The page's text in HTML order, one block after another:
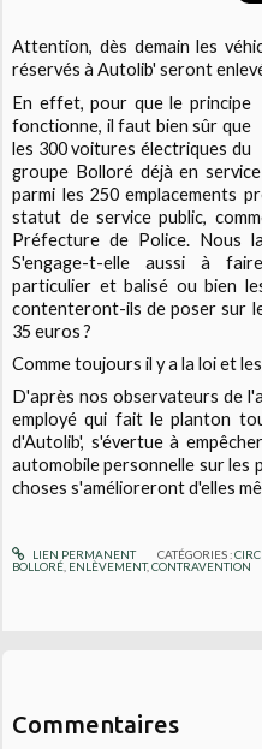
Attention, dès demain les
réservés à Autolib' seront
En effet, pour que le principe
fonctionne, il faut bien sûr que
les 300 voitures électriques du
groupe Bolloré déjà en
parmi les 250 emplacements
statut de service public,
Préfecture de Police. Nous
S'engage-t-elle aussi à
particulier et balisé ou bien
contenteront-ils de poser sur
35 euros ?
Comme toujours il y a la loi et
D'après nos observateurs de
employé qui fait le planton
d'Autolib', s'évertue à
automobile personnelle sur les
choses s'amélioreront d'elles
LIEN PERMANENT CATÉGORIES :
BOLLORÉ, ENLÈVEMENT,CONTRAVENTION
Commentaires